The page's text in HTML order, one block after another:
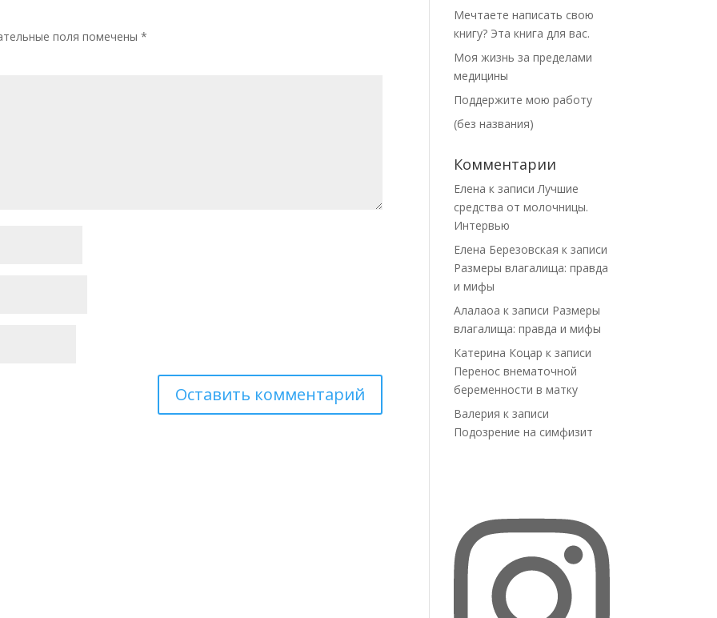
поля помечены*
Мечтаете написать свою
книгу? Эта книга для вас.
Моя жизнь за пределами
медицины
Поддержите мою работу
(без названия)
Комментарии
Елена к записиЛучшие
средства от молочницы.
Интервью
Елена Березовская к записи
Размеры влагалища: правда
и мифы
Алалаоа к записи Размеры
влагалища: правда и мифы
Катерина Коцар к записи
Перенос внематочной
беременности в матку
Валерия к записи
Подозрение на симфизит